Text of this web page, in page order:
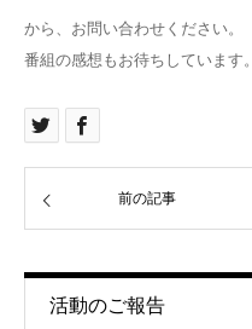
から、お問い合わせください。
番組の感想もお待ちしています。
前の記事
活動のご報告